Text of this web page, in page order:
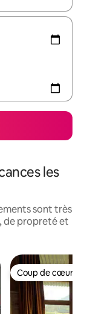
les
sont très
de propreté et
Coup de cœur
Coup de cœur